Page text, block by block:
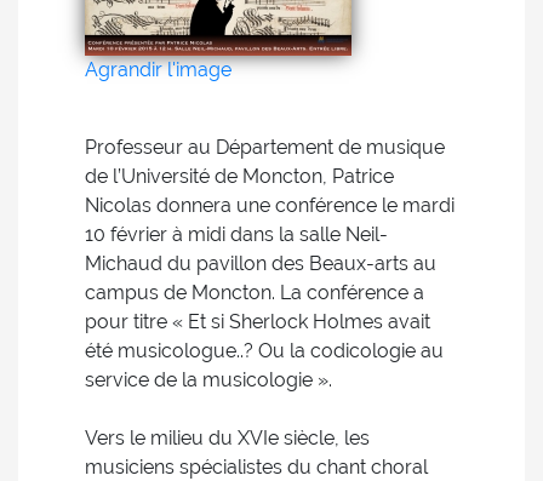
Agrandir l'image
Professeur au Département de musique
de l’Université de Moncton, Patrice
Nicolas donnera une conférence le mardi
10 février à midi dans la salle Neil-
Michaud du pavillon des Beaux-arts au
campus de Moncton. La conférence a
pour titre « Et si Sherlock Holmes avait
été musicologue..? Ou la codicologie au
service de la musicologie ».
Vers le milieu du XVIe siècle, les
musiciens spécialistes du chant choral